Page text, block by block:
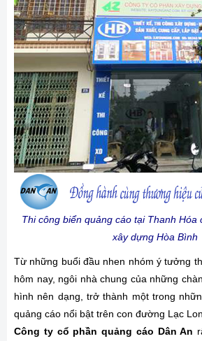
Thi công biển quảng cáo tại Thanh Hóa
xây dựng Hòa Bình
Từ những buổi đầu nhen nhóm ý tưởng
hôm nay, ngôi nhà chung của những
hình nên dạng, trở thành một trong
quảng cáo nổi bật trên con đường Lạc
Công ty cổ phần quảng cáo Dân An